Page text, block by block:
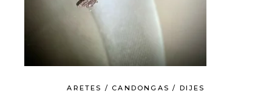
ARETES / CANDONGAS / DIJES